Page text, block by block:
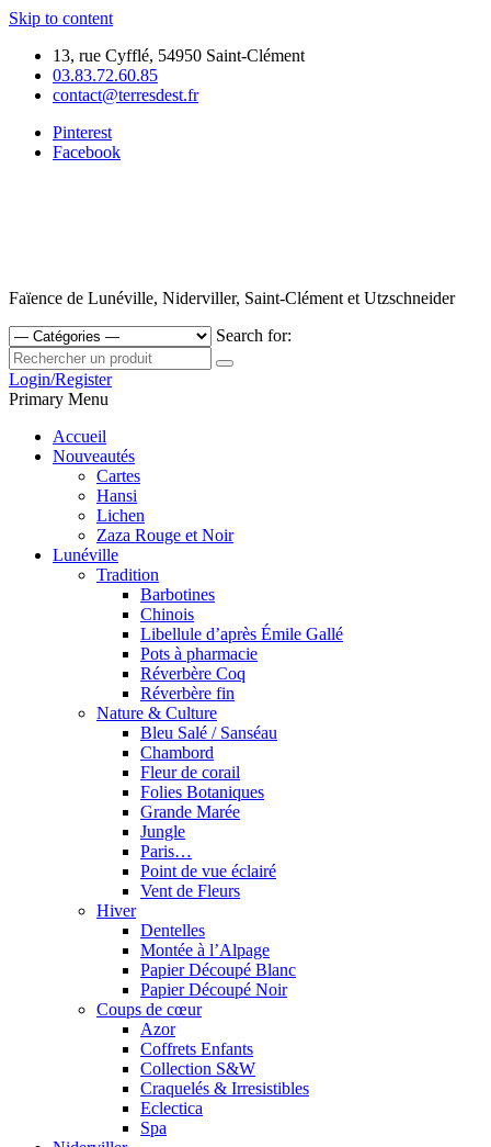
Skip to content
13, rue Cyfflé, 54950 Saint-Clément
03.83.72.60.85
contact@terresdest.fr
Pinterest
Facebook
Faïence de Lunéville, Niderviller, Saint-Clément et Utzschneider
Search for:
Login/Register
Primary Menu
Accueil
Nouveautés
Cartes
Hansi
Lichen
Zaza Rouge et Noir
Lunéville
Tradition
Barbotines
Chinois
Libellule d’après Émile Gallé
Pots à pharmacie
Réverbère Coq
Réverbère fin
Nature & Culture
Bleu Salé / Sanséau
Chambord
Fleur de corail
Folies Botaniques
Grande Marée
Jungle
Paris…
Point de vue éclairé
Vent de Fleurs
Hiver
Dentelles
Montée à l’Alpage
Papier Découpé Blanc
Papier Découpé Noir
Coups de cœur
Azor
Coffrets Enfants
Collection S&W
Craquelés & Irresistibles
Eclectica
Spa